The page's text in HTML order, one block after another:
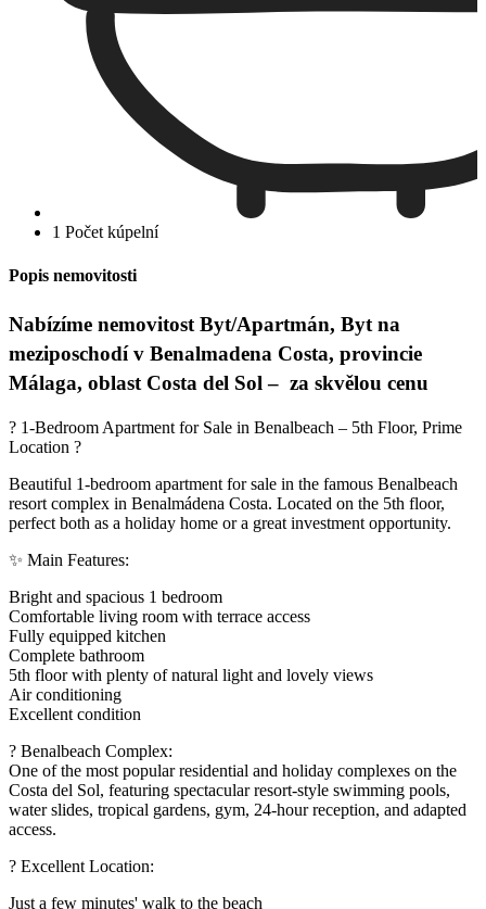
1 Počet kúpelní
Popis nemovitosti
Nabízíme nemovitost Byt/Apartmán, Byt na
meziposchodí v Benalmadena Costa, provincie
Málaga, oblast Costa del Sol – za skvělou cenu
? 1-Bedroom Apartment for Sale in Benalbeach – 5th Floor, Prime
Location ?
Beautiful 1-bedroom apartment for sale in the famous Benalbeach
resort complex in Benalmádena Costa. Located on the 5th floor,
perfect both as a holiday home or a great investment opportunity.
✨ Main Features:
Bright and spacious 1 bedroom
Comfortable living room with terrace access
Fully equipped kitchen
Complete bathroom
5th floor with plenty of natural light and lovely views
Air conditioning
Excellent condition
?️ Benalbeach Complex:
One of the most popular residential and holiday complexes on the
Costa del Sol, featuring spectacular resort-style swimming pools,
water slides, tropical gardens, gym, 24-hour reception, and adapted
access.
? Excellent Location:
Just a few minutes' walk to the ‌beach